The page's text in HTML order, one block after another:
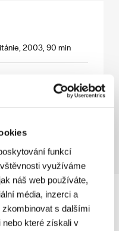
funkcí
využíváme
náš web používáte,
média, inzerci a
zkombinovat s dalšími
nebo které získali v
2003, 90 min